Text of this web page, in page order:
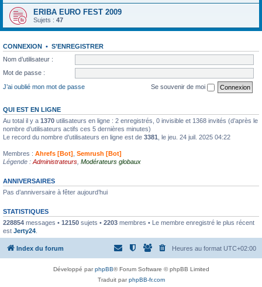
ERIBA EURO FEST 2009
Sujets : 47
CONNEXION • S’ENREGISTRER
Nom d’utilisateur :
Mot de passe :
J’ai oublié mon mot de passe
Se souvenir de moi
QUI EST EN LIGNE
Au total il y a 1370 utilisateurs en ligne : 2 enregistrés, 0 invisible et 1368 invités (d’après le
nombre d’utilisateurs actifs ces 5 dernières minutes)
Le record du nombre d’utilisateurs en ligne est de 3381 , le jeu. 24 juil. 2025 04:22
Membres : Ahrefs [Bot] Semrush [Bot]
Légende : Administrateurs Modérateurs globaux
ANNIVERSAIRES
Pas d’anniversaire à fêter aujourd’hui
STATISTIQUES
228854 messages • 12150 sujets • 2203 membres • Le membre enregistré le plus récent
est Jerty24
Index du forum Heures au format UTC+02:00
Développé parphpBB® Forum Software © phpBB Limited
Traduit parphpBB-fr.com